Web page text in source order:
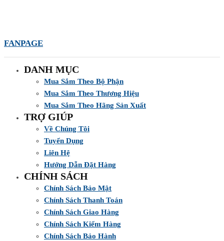
FANPAGE
DANH MỤC
Mua Sắm Theo Bộ Phận
Mua Sắm Theo Thương Hiệu
Mua Sắm Theo Hãng Sản Xuất
TRỢ GIÚP
Về Chúng Tôi
Tuyển Dụng
Liên Hệ
Hướng Dẫn Đặt Hàng
CHÍNH SÁCH
Chính Sách Bảo Mật
Chính Sách Thanh Toán
Chính Sách Giao Hàng
Chính Sách Kiểm Hàng
Chính Sách Bảo Hành